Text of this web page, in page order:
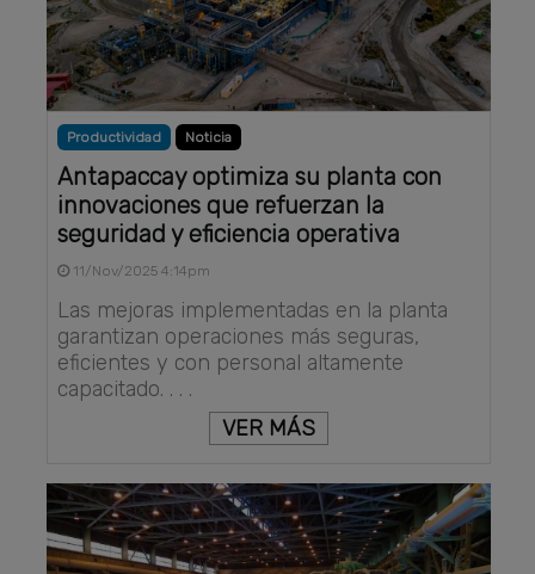
Productividad Noticia
Antapaccay optimiza su planta con
innovaciones que refuerzan la
seguridad y eficiencia operativa
11/Nov/2025 4:14pm
Las mejoras implementadas en la planta
garantizan operaciones más seguras,
eficientes y con personal altamente
capacitado. . . .
VER MÁS